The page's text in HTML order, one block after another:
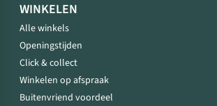
WINKELEN
Alle winkels
Openingstijden
Click & collect
Winkelen op afspraak
Buitenvriend voordeel